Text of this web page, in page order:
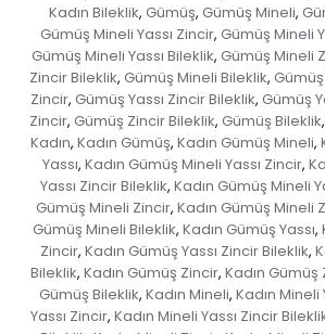
Kadın Bileklik, Gümüş, Gümüş Mineli,
Gümüş Mineli Yassı Zincir, Gümüş Mineli
Gümüş Mineli Yassı Bileklik, Gümüş Mineli
Zincir Bileklik, Gümüş Mineli Bileklik, Gümüş
Zincir, Gümüş Yassı Zincir Bileklik, Gümüş
Zincir, Gümüş Zincir Bileklik, Gümüş Bileklik,
Kadın, Kadın Gümüş, Kadın Gümüş Mineli,
Yassı, Kadın Gümüş Mineli Yassı Zincir,
Yassı Zincir Bileklik, Kadın Gümüş Mineli
Gümüş Mineli Zincir, Kadın Gümüş Mineli
Gümüş Mineli Bileklik, Kadın Gümüş Yassı,
Zincir, Kadın Gümüş Yassı Zincir Bileklik,
Bileklik, Kadın Gümüş Zincir, Kadın Gümüş
Gümüş Bileklik, Kadın Mineli, Kadın Mineli
Yassı Zincir, Kadın Mineli Yassı Zincir